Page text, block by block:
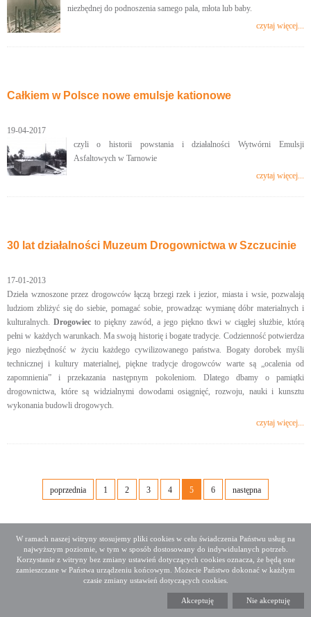
W ramach naszej witryny stosujemy pliki cookies w celu świadczenia Państwu usług na
najwyższym poziomie, w tym w sposób dostosowany do indywidulanych potrzeb.
Korzystanie z witryny bez zmiany ustawień dotyczących cookies oznacza, że będą one
zamieszczane w Państwa urządzeniu końcowym. Możecie Państwo dokonać w każdym
czasie zmiany ustawień dotyczących cookies.
Akceptuję Nie akceptuję
niezbędnej do podnoszenia samego pala, młota lub baby.
czytaj więcej...
Całkiem w Polsce nowe emulsje kationowe
19-04-2017
czyli o historii powstania i działalności Wytwórni Emulsji
Asfaltowych w Tarnowie
czytaj więcej...
30 lat działalności Muzeum Drogownictwa w Szczucinie
17-01-2013
Dzieła wznoszone przez drogowców łączą brzegi rzek i jezior, miasta i wsie, pozwalają
ludziom zbliżyć się do siebie, pomagać sobie, prowadząc wymianę dóbr materialnych i
kulturalnych. Drogowiec to piękny zawód, a jego piękno tkwi w ciągłej służbie, którą
pełni w każdych warunkach. Ma swoją historię i bogate tradycje. Codzienność potwierdza
jego niezbędność w życiu każdego cywilizowanego państwa. Bogaty dorobek myśli
technicznej i kultury materialnej, piękne tradycje drogowców warte są „ocalenia od
zapomnienia” i przekazania następnym pokoleniom. Dlatego dbamy o pamiątki
drogownictwa, które są widzialnymi dowodami osiągnięć, rozwoju, nauki i kunsztu
wykonania budowli drogowych.
czytaj więcej...
poprzednia 1 2 3 4 5 6 następna
Deklaracja dostępności
Mapa serwisu
Media społecznościowe
Twitter Facebook Linkedin
Copyright 2015 GDDKiA
ul. Wronia 53, 00-874 Warszawa, Tel +48 22 375 88 88